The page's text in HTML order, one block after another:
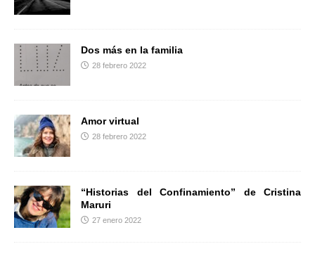
Dos más en la familia
28 febrero 2022
Amor virtual
28 febrero 2022
“Historias del Confinamiento” de Cristina
Maruri
27 enero 2022